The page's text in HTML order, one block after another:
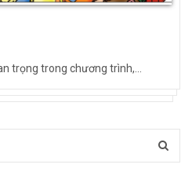
trọng trong chương trình,...